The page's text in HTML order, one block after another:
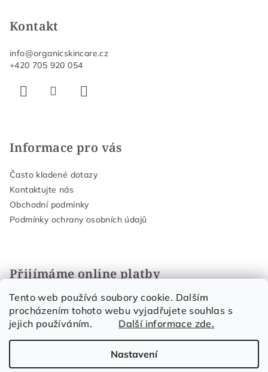
Tento web používá soubory cookie. Dalším
procházením tohoto webu vyjadřujete souhlas s
jejich používáním. Další informace zde.
Nastavení
Kontakt
info@organicskincare.cz
+420 705 920 054
Informace pro vás
Často kladené dotazy
Kontaktujte nás
Obchodní podmínky
Podmínky ochrany osobních údajů
Přijímáme online platby